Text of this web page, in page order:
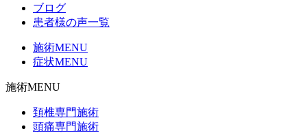
ブログ
患者様の声一覧
施術MENU
症状MENU
施術MENU
頚椎専門施術
頭痛専門施術